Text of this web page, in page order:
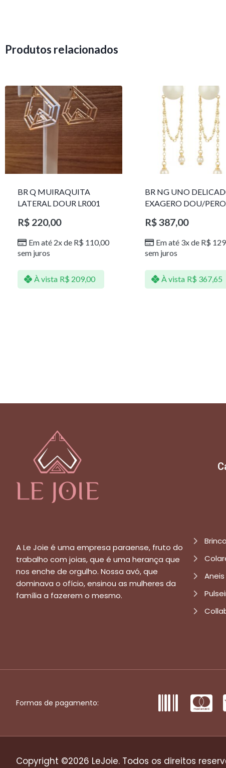
Produtos relacionados
BR Q MUIRAQUITA
LATERAL DOUR LR001
R$220,00
Em até 2x de R$ 110,00
sem juros
À vista R$ 209,00
BR NG UNO
EXAGERO DOU/PERO
R$387,00
Em até 3x de R$
sem juros
À vista R$ 367,65
A Le Joie é uma empresa paraense, fruto do
trabalho com joias, que é uma herança que
nos enche de orgulho. Nossa avó, que
dominava o ofício, ensinou as mulheres da
família a fazerem o mesmo.
Aneis
Formas de pagamento:
Copyright ©2026 LeJoie. Todos os direitos